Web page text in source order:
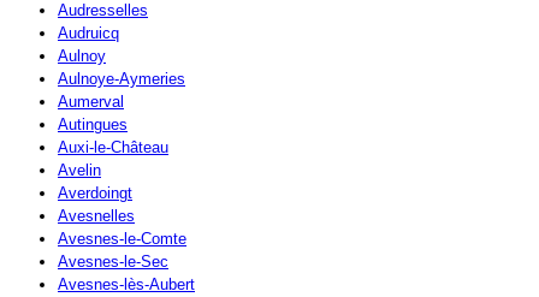
Audresselles
Audruicq
Aulnoy
Aulnoye-Aymeries
Aumerval
Autingues
Auxi-le-Château
Avelin
Averdoingt
Avesnelles
Avesnes-le-Comte
Avesnes-le-Sec
Avesnes-lès-Aubert